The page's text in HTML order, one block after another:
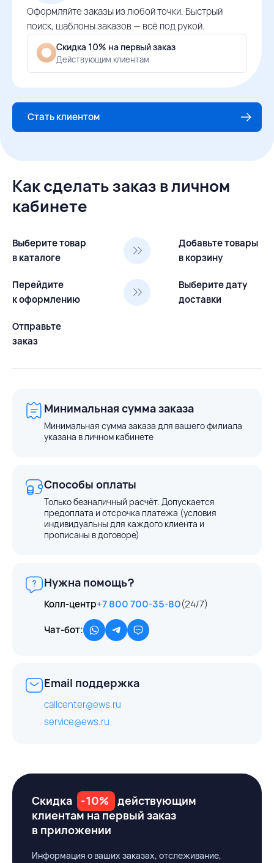
Оформляйте заказы из любой точки. Быстрый
поиск, шаблоны заказов — всё под рукой.
Скидка 10% на первый заказ
Действующим клиентам
Стать клиентом
Как сделать заказ в личном
кабинете
Выберите товар
в каталоге
Добавьте товары
в корзину
Перейдите
к оформлению
Выберите дату
доставки
Отправьте
заказ
Минимальная сумма заказа
Минимальная сумма заказа для вашего филиала
указана в личном кабинете
Способы оплаты
Только безналичный расчёт. Допускается
предоплата и отсрочка платежа (условия
индивидуальны для каждого клиента и
прописаны в договоре)
Нужна помощь?
Колл-центр+7 800 700-35-80(24/7)
Чат-бот:
Email поддержка
callcenter@ews.ru
service@ews.ru
Скидка -10%
действующим
клиентам на первый заказ
в приложении
Информация о ваших заказах, отслеживание,